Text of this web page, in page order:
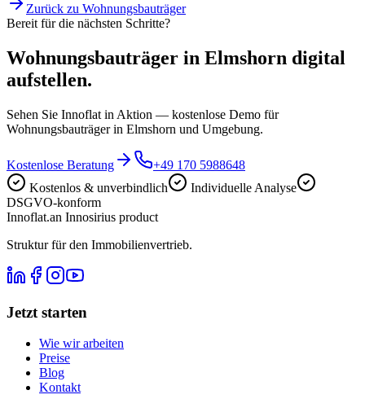
Zurück zu Wohnungsbauträger
Bereit für die nächsten Schritte?
Wohnungsbauträger in Elmshorn digital
aufstellen.
Sehen Sie Innoflat in Aktion — kostenlose Demo für
Wohnungsbauträger in Elmshorn und Umgebung.
Kostenlose Beratung
+49 170 5988648
Kostenlos & unverbindlich
Individuelle Analyse
DSGVO-konform
Innoflat.an Innosirius product
Struktur für den Immobilienvertrieb.
Jetzt starten
Wie wir arbeiten
Preise
Blog
Kontakt